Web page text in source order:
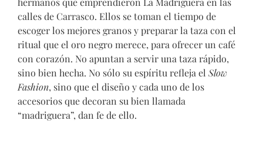
calles de Carrasco. Ellos se toman el tiempo de
escoger los mejores granos y preparar la taza con el
ritual que el oro negro merece, para ofrecer un café
con corazón. No apuntan a servir una taza rápido,
sino bien hecha. No sólo su espíritu refleja el Slow
Fashion, sino que el diseño y cada uno de los
accesorios que decoran su bien llamada
“madriguera”, dan fe de ello.